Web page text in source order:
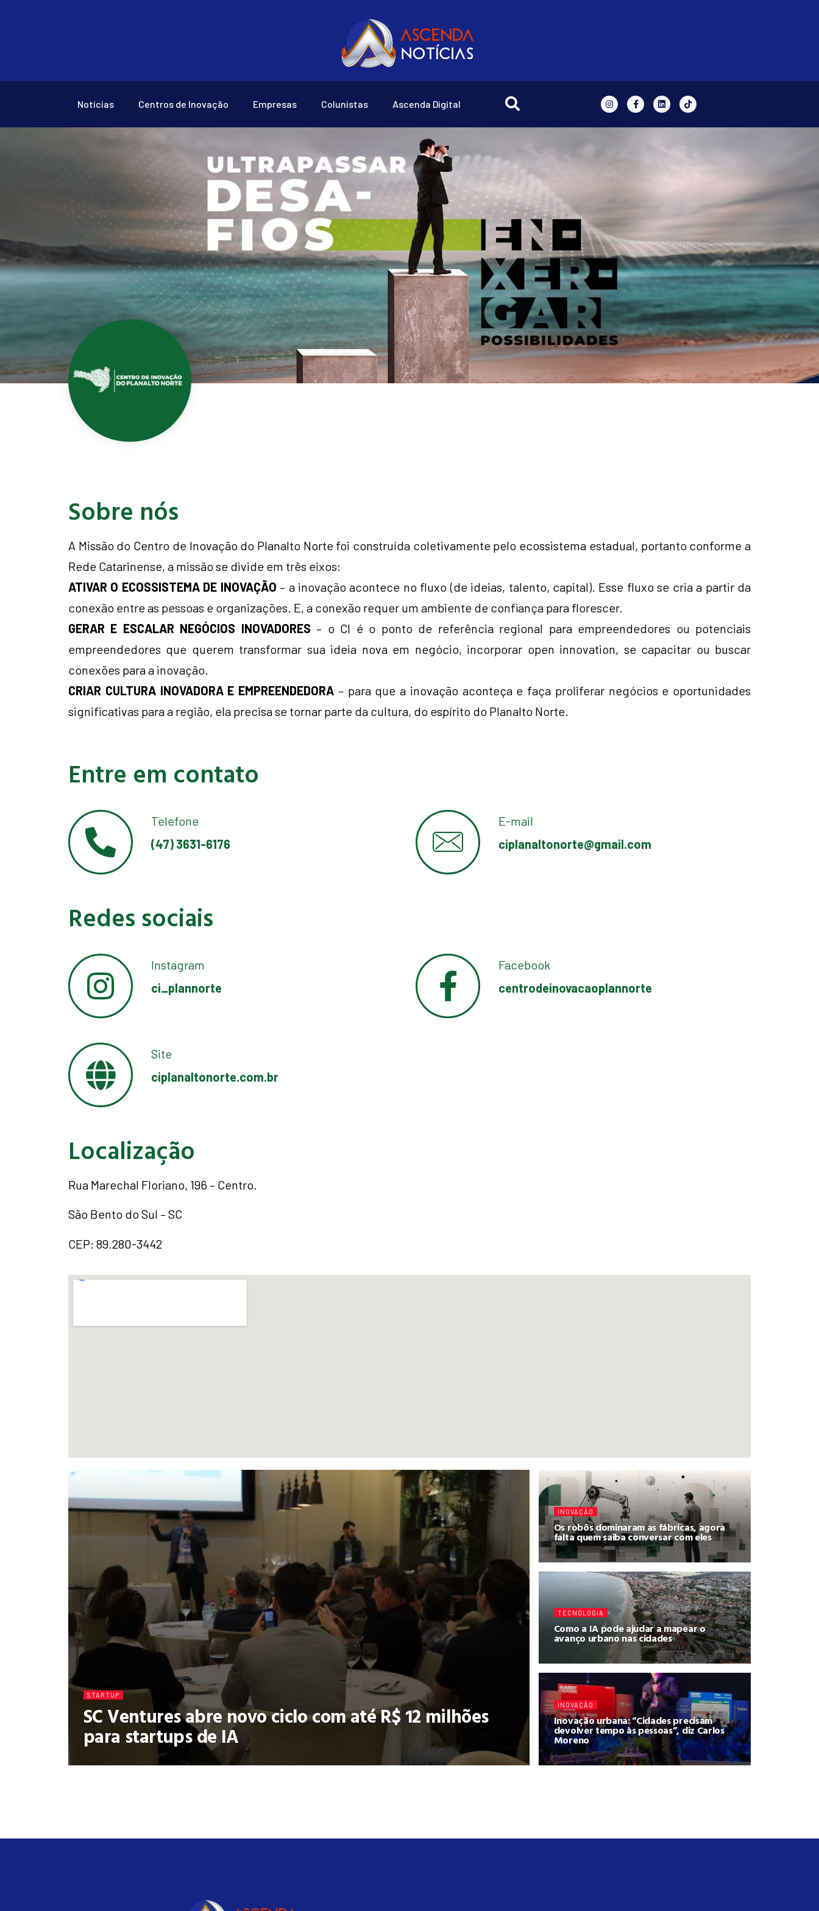
Notícias Centros de Inovação Empresas Colunistas Ascenda Digital
Sobre nós
A Missão do Centro de Inovação do Planalto Norte foi construída coletivamente pelo ecossistema estadual, portanto conforme a
Rede Catarinense, a missão se divide em três eixos:
ATIVAR O ECOSSISTEMA DE INOVAÇÃO – a inovação acontece no fluxo (de ideias, talento, capital). Esse fluxo se cria a partir da
conexão entre as pessoas e organizações. E, a conexão requer um ambiente de confiança para florescer.
GERAR E ESCALAR NEGÓCIOS INOVADORES – o CI é o ponto de referência regional para empreendedores ou potenciais
empreendedores que querem transformar sua ideia nova em negócio, incorporar open innovation, se capacitar ou buscar
conexões para a inovação.
CRIAR CULTURA INOVADORA E EMPREENDEDORA – para que a inovação aconteça e faça proliferar negócios e oportunidades
significativas para a região, ela precisa se tornar parte da cultura, do espírito do Planalto Norte.
Entre em contato
Telefone
(47) 3631-6176
E-mail
ciplanaltonorte@gmail.com
Redes sociais
Instagram
ci_plannorte
Site
ciplanaltonorte.com.br
Facebook
centrodeinovacaoplannorte
Localização
Rua Marechal Floriano, 196 – Centro.
São Bento do Sul – SC
CEP: 89.280-3442
STARTUP
SC Ventures abre novo ciclo com até R$ 12 milhões
para startups de IA
INOVAÇÃO
Os robôs dominaram as fábricas, agora
falta quem saiba conversar com eles
TECNOLOGIA
Como a IA pode ajudar a mapear o
avanço urbano nas cidades
INOVAÇÃO
Inovação urbana: “Cidades precisam
devolver tempo às pessoas”, diz Carlos
Moreno